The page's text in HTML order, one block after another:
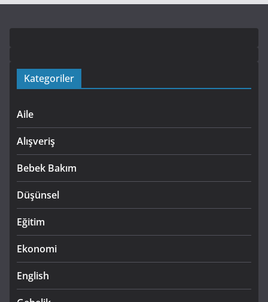
Kategoriler
Aile
Alışveriş
Bebek Bakım
Düşünsel
Eğitim
Ekonomi
English